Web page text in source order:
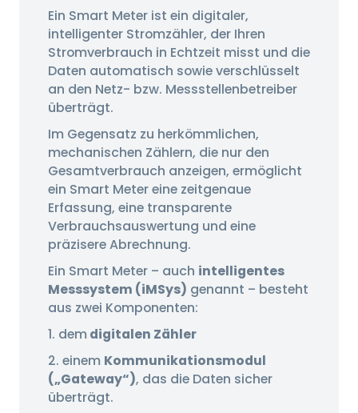
Ein Smart Meter ist ein digitaler,
intelligenter Stromzähler, der Ihren
Stromverbrauch in Echtzeit misst und die
Daten automatisch sowie verschlüsselt
an den Netz- bzw. Messstellenbetreiber
überträgt.
Im Gegensatz zu herkömmlichen,
mechanischen Zählern, die nur den
Gesamtverbrauch anzeigen, ermöglicht
ein Smart Meter eine zeitgenaue
Erfassung, eine transparente
Verbrauchsauswertung und eine
präzisere Abrechnung.
Ein Smart Meter – auch intelligentes
Messsystem (iMSys) genannt – besteht
aus zwei Komponenten:
1. dem digitalen Zähler
2. einem Kommunikationsmodul
(„Gateway“), das die Daten sicher
überträgt.